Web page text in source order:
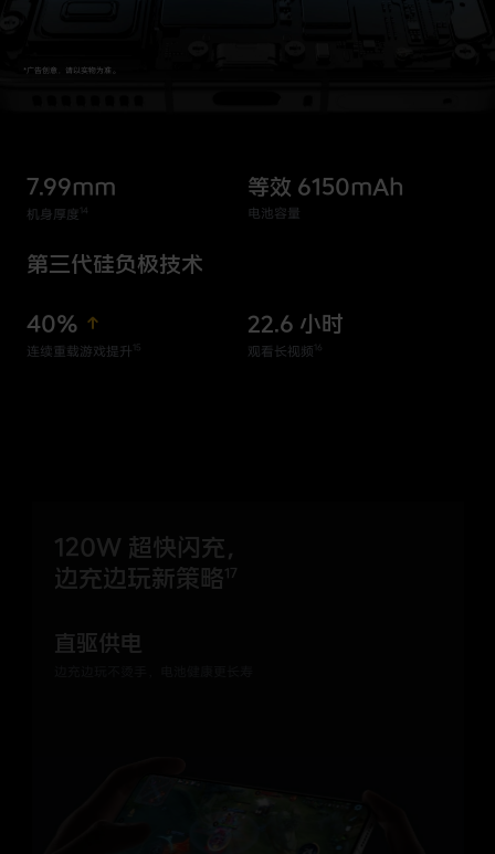
7.99mm
机身厚度 14
等效 6150mAh
电池容量
第三代硅负极技术
40%
连续重载游戏提升 15
22.6 小时
观看长视频 16
120W 超快闪充，
边充边玩新策略17
直驱供电